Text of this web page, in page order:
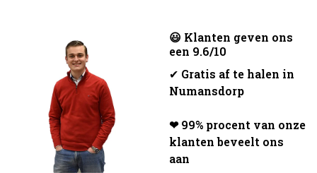
😃 Klanten geven ons
een 9.6/10
✔ Gratis af te halen in
Numansdorp
❤ 99% procent van onze
klanten beveelt ons
aan